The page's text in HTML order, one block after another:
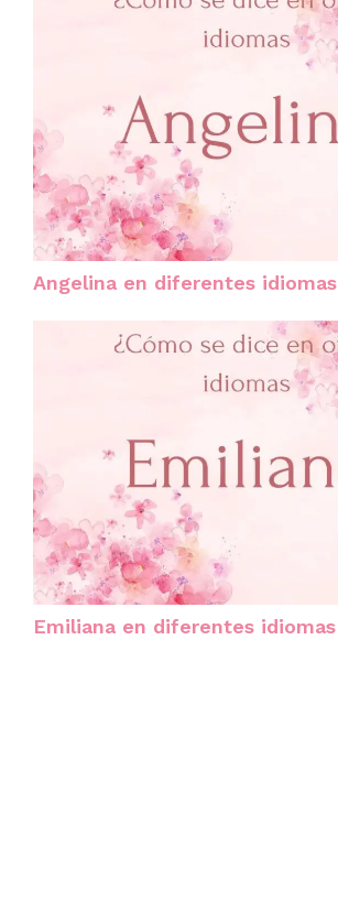
Angelina en diferentes idiomas
Emiliana en diferentes idiomas